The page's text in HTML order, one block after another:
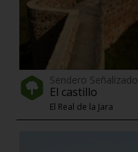
Sendero Señalizado
El castillo
El Real de la Jara